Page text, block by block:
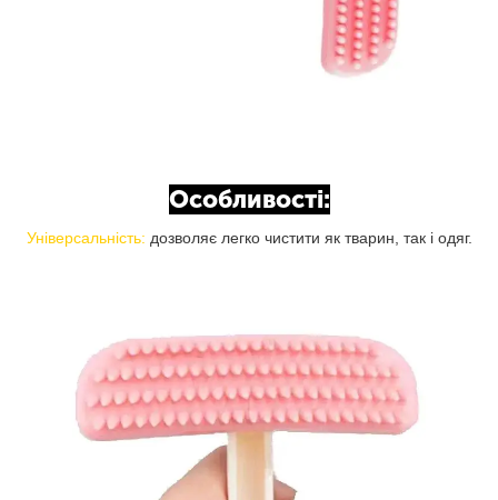
Особливості:
Універсальність: дозволяє легко чистити як тварин, так і одяг.